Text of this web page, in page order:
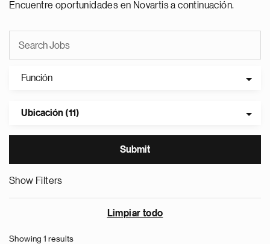
Encuentre oportunidades en Novartis a continuación.
Función
Ubicación (11)
Show Filters
Limpiar todo
Showing 1 results